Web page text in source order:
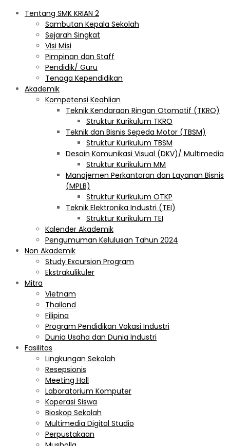
Tentang SMK KRIAN 2
Sambutan Kepala Sekolah
Sejarah Singkat
Visi Misi
Pimpinan dan Staff
Pendidik/ Guru
Tenaga Kependidikan
Akademik
Kompetensi Keahlian
Teknik Kendaraan Ringan Otomotif (TKRO)
Struktur Kurikulum TKRO
Teknik dan Bisnis Sepeda Motor (TBSM)
Struktur Kurikulum TBSM
Desain Komunikasi Visual (DKV)/ Multimedia
Struktur Kurikulum MM
Manajemen Perkantoran dan Layanan Bisnis
(MPLB)
Struktur Kurikulum OTKP
Teknik Elektronika Industri (TEI)
Struktur Kurikulum TEI
Kalender Akademik
Pengumuman Kelulusan Tahun 2024
Non Akademik
Study Excursion Program
Ekstrakulikuler
Mitra
Vietnam
Thailand
Filipina
Program Pendidikan Vokasi Industri
Dunia Usaha dan Dunia Industri
Fasilitas
Lingkungan Sekolah
Resepsionis
Meeting Hall
Laboratorium Komputer
Koperasi Siswa
Bioskop Sekolah
Multimedia Digital Studio
Perpustakaan